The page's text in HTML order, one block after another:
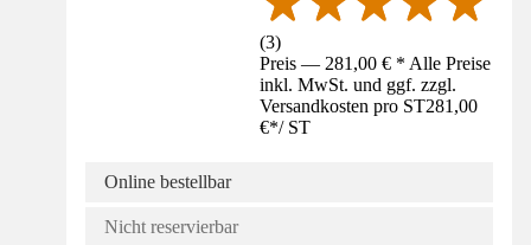
(3)
Preis — 281,00 € * Alle Preise
inkl. MwSt. und ggf. zzgl.
Versandkosten pro ST281,00
€*/ ST
Online bestellbar
Nicht reservierbar